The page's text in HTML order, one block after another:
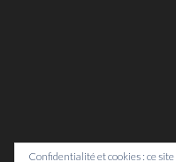
Confidentialité et cookies : ce